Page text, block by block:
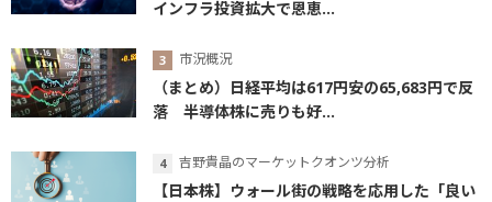
インフラ投資拡大で恩恵...
市況概況
（まとめ）日経平均は617円安の65,683円で反
落 半導体株に売りも好...
吉野貴晶のマーケットクオンツ分析
【日本株】ウォール街の戦略を応用した「良い